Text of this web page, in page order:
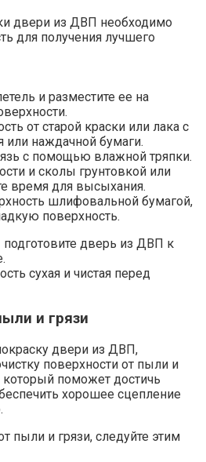
двери из ДВП необходимо
для получения лучшего
и разместите ее на
от старой краски или лака с
наждачной бумаги.​
с помощью влажной тряпки.​
и сколы грунтовкой или
время для высыхания.​
шлифовальной бумагой,
поверхность.​
дверь из ДВП к
сухая и чистая перед
и грязи
двери из ДВП,
поверхности от пыли и
поможет достичь
хорошее сцепление
пыли и грязи, следуйте этим